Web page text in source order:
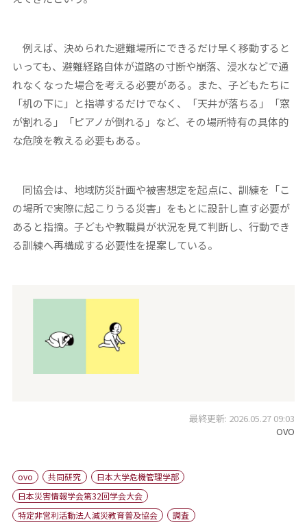
例えば、決められた避難場所にできるだけ早く移動すると
いっても、避難経路自体が道路の寸断や崩落、浸水などで通
れなくなった場合を考える必要がある。また、子どもたちに
「机の下に」と指導するだけでなく、「天井が落ちる」「窓
が割れる」「ピアノが倒れる」など、その場所特有の具体的
な危険を教える必要もある。
同協会は、地域防災計画や被害想定を起点に、訓練を「こ
の場所で実際に起こりうる災害」をもとに設計し直す必要が
あると指摘。子どもや教職員が状況を見て判断し、行動でき
る訓練へ再構成する必要性を提案している。
最終更新: 2026.05.27 09:03
OVO
ovo 共同研究
日本大学危機管理学部
日本災害情報学会第32回学会大会
特定非営利活動法人減災教育普及協会
調査